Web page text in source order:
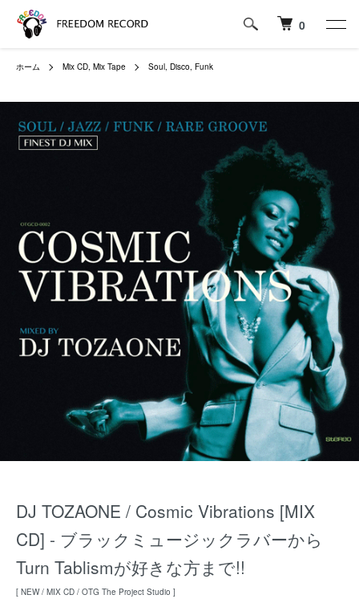
0
ホーム Mix CD, Mix Tape Soul, Disco, Funk
DJ TOZAONE / Cosmic Vibrations [MIX
CD] - ブラックミュージックラバーから
Turn Tablismが好きな方まで!!
[ NEW / MIX CD / OTG The Project Studio ]